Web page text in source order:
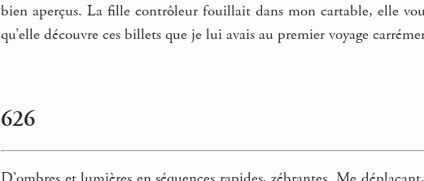
bien aperçus. La fille contrôleur fouillait dans mon cartable, elle
qu’elle découvre ces billets que je lui avais au premier voyage
626